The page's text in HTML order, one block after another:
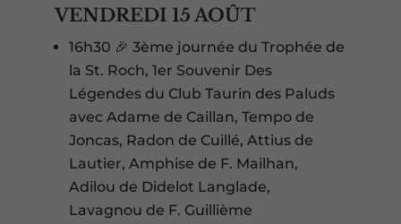
VENDREDI 15 AOÛT
16h30 🎉 3ème journée du Trophée de
la St. Roch, 1er Souvenir Des
Légendes du Club Taurin des Paluds
avec Adame de Caillan, Tempo de
Joncas, Radon de Cuillé, Attius de
Lautier, Amphise de F. Mailhan,
Adilou de Didelot Langlade,
Lavagnou de F. Guillième